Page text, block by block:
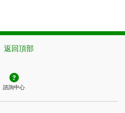
資格條件、限制與例外情況。
也受到理賠可受理性與您所購
中的措辭存在衝突，應以您保
問或查詢保單措辭，了解更多
返回頂部
諮詢中心